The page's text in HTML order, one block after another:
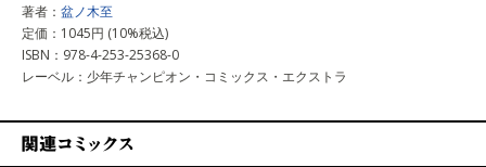
著者： 盆ノ木至
定価：1045円 (10%税込)
ISBN：978-4-253-25368-0
レーベル：少年チャンピオン・コミックス・エクストラ